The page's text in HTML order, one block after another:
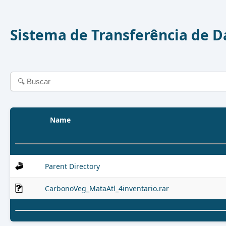
Sistema de Transferência de
Name
Parent Directory
CarbonoVeg_MataAtl_4inventario.rar